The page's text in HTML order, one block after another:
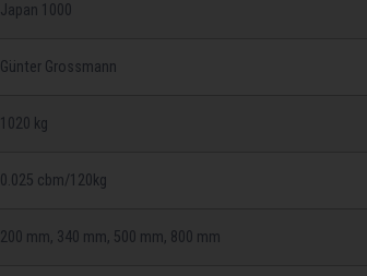
Japan 1000
Günter Grossmann
1020 kg
0.025 cbm/120kg
200 mm, 340 mm, 500 mm, 800 mm